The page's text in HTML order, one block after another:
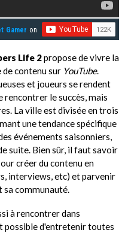
Gamer on
Life 2propose de vivre la
contenu sur YouTube.
et joueurs se rendent
rencontrer le succès, mais
La ville est divisée en trois
une tendance spécifique
événements saisonniers,
suite. Bien sûr, il faut savoir
créer du contenu en
interviews, etc) et parvenir
sa communauté.
à rencontrer dans
possible d'entretenir toutes